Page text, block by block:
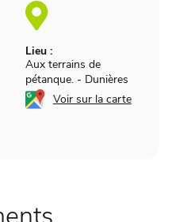
Lieu :
Aux terrains de
pétanque. - Dunières
Voir sur la carte